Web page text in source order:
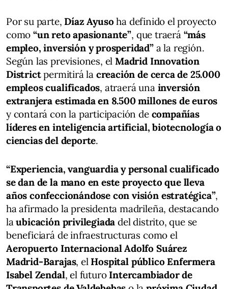
Por su parte, Díaz Ayusoha definido el proyecto
como“un reto apasionante”, que traerá “más
empleo, inversión y prosperidad”a la región.
Según las previsiones, elMadrid Innovation
Districtpermitirá la creación de cerca de 25.000
empleos cualificados, atraerá una inversión
extranjera estimada en 8.500 millones de euros
y contará con la participación de compañías
líderes en inteligencia artificial, biotecnología o
ciencias del deporte.
“Experiencia, vanguardia y personal cualificado
se dan de la mano en este proyecto que lleva
años confeccionándose con visión estratégica”,
ha afirmado la presidenta madrileña, destacando
laubicación privilegiada del distrito, que se
beneficiará de infraestructuras como el
Aeropuerto Internacional Adolfo Suárez
Madrid-Barajas, el Hospital público Enfermera
Isabel Zendal, el futuro Intercambiador de